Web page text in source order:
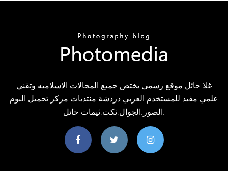
غلا حائل موقع رسمي يختص جميع المجالات الاسلاميه وتقني
علمي مفيد للمستخدم العربي.دردشة.منتديات.مركز تحميل.البوم